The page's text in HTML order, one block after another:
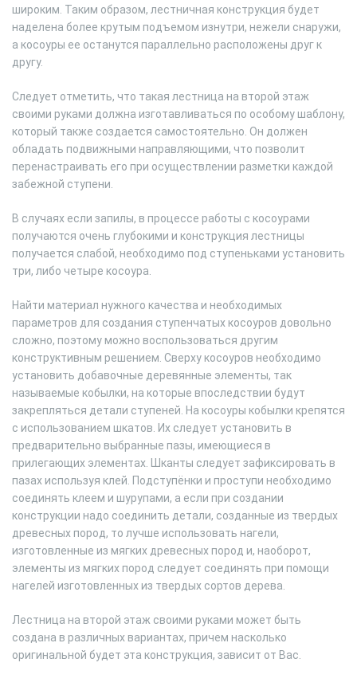
широким. Таким образом, лестничная конструкция будет
наделена более крутым подъемом изнутри, нежели снаружи,
а косоуры ее останутся параллельно расположены друг к
другу.
Следует отметить, что такая лестница на второй этаж
своими руками должна изготавливаться по особому шаблону,
который также создается самостоятельно. Он должен
обладать подвижными направляющими, что позволит
перенастраивать его при осуществлении разметки каждой
забежной ступени.
В случаях если запилы, в процессе работы с косоурами
получаются очень глубокими и конструкция лестницы
получается слабой, необходимо под ступеньками установить
три, либо четыре косоура.
Найти материал нужного качества и необходимых
параметров для создания ступенчатых косоуров довольно
сложно, поэтому можно воспользоваться другим
конструктивным решением. Сверху косоуров необходимо
установить добавочные деревянные элементы, так
называемые кобылки, на которые впоследствии будут
закрепляться детали ступеней. На косоуры кобылки крепятся
с использованием шкатов. Их следует установить в
предварительно выбранные пазы, имеющиеся в
прилегающих элементах. Шканты следует зафиксировать в
пазах используя клей. Подступёнки и проступи необходимо
соединять клеем и шурупами, а если при создании
конструкции надо соединить детали, созданные из твердых
древесных пород, то лучше использовать нагели,
изготовленные из мягких древесных пород и, наоборот,
элементы из мягких пород следует соединять при помощи
нагелей изготовленных из твердых сортов дерева.
Лестница на второй этаж своими руками может быть
создана в различных вариантах, причем насколько
оригинальной будет эта конструкция, зависит от Вас.